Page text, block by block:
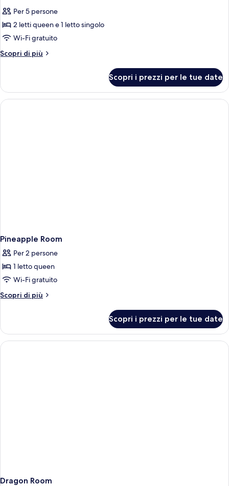
Per 5 persone
2 letti queen e 1 letto singolo
Wi-Fi gratuito
Scopri di più
Altri
Dream
Room
Scopri i prezzi per le tue date
Pineapple Room
Per 2 persone
1 letto queen
Wi-Fi gratuito
Scopri di più
Altri
Room
Scopri i prezzi per le tue date
Dragon Room